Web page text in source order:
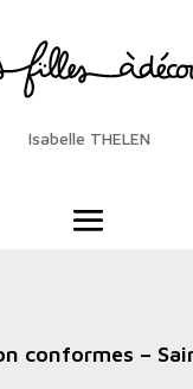
Isabelle THELEN
conformes –